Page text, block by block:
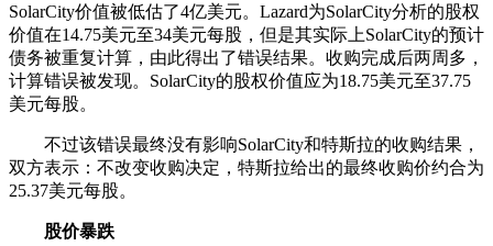
SolarCity价值被低估了4亿美元。Lazard为SolarCity分析的股权
价值在14.75美元至34美元每股，但是其实际上SolarCity的预计
债务被重复计算，由此得出了错误结果。收购完成后两周多，
计算错误被发现。SolarCity的股权价值应为18.75美元至37.75
美元每股。
不过该错误最终没有影响SolarCity和特斯拉的收购结果，
双方表示：不改变收购决定，特斯拉给出的最终收购价约合为
25.37美元每股。
股价暴跌